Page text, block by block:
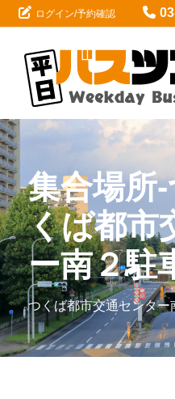
ログイン/予約確認
集合場所
くば都市
ー南２駐
つくば都市交通センター